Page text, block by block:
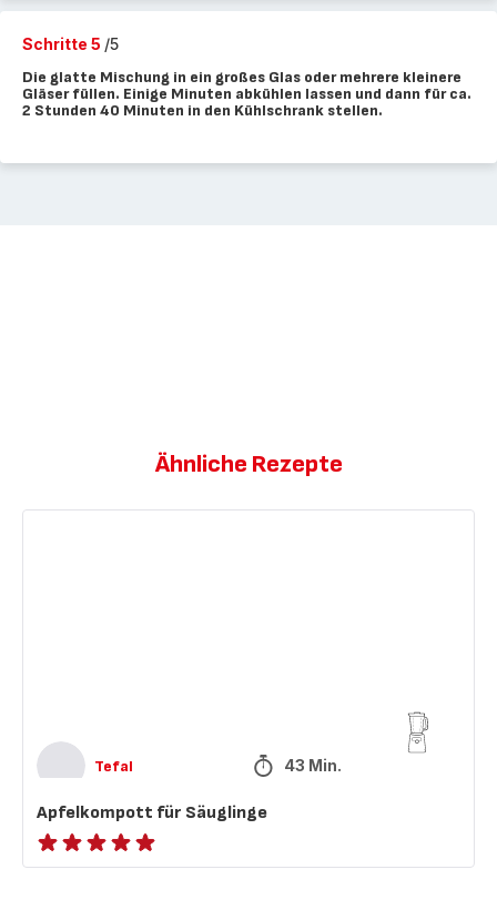
Schritte 5 /5
Die glatte Mischung in ein großes Glas oder mehrere kleinere
Gläser füllen. Einige Minuten abkühlen lassen und dann für ca.
2 Stunden 40 Minuten in den Kühlschrank stellen.
Ähnliche Rezepte
Tefal 43 Min.
Apfelkompott für Säuglinge
ratings.NaN